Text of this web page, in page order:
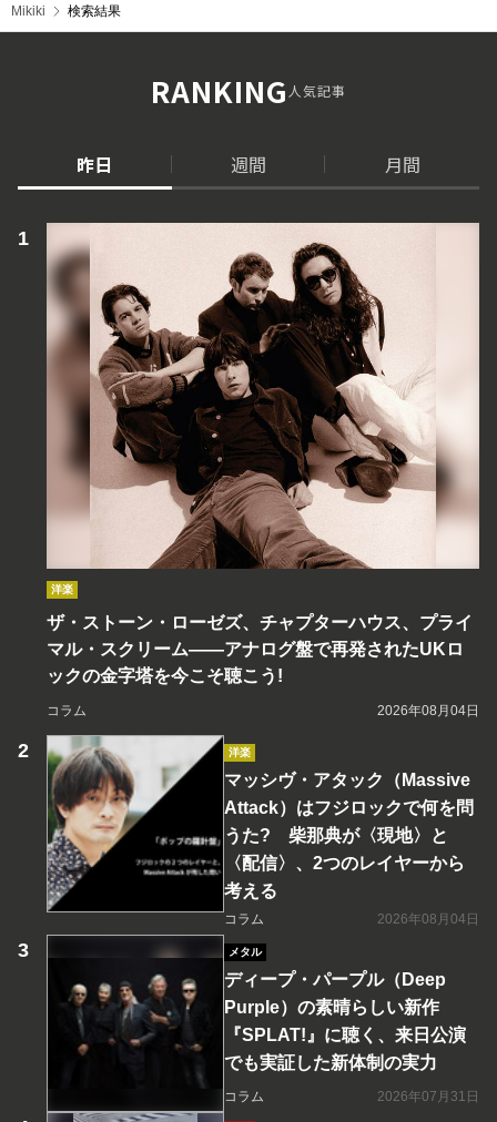
Mikiki 検索結果
RANKING人気記事
昨日 週間 月間
洋楽
ザ・ストーン・ローゼズ、チャプターハウス、プライ
マル・スクリーム――アナログ盤で再発されたUKロ
ックの金字塔を今こそ聴こう!
コラム 2026年08月04日
洋楽
マッシヴ・アタック（Massive
Attack）はフジロックで何を問
うた? 柴那典が〈現地〉と
〈配信〉、2つのレイヤーから
考える
コラム 2026年08月04日
メタル
ディープ・パープル（Deep
Purple）の素晴らしい新作
『SPLAT!』に聴く、来日公演
でも実証した新体制の実力
コラム 2026年07月31日